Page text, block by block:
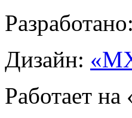
Разработано:
Дизайн:
Работает на